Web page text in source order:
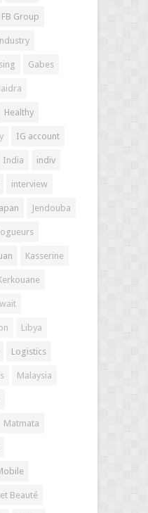
FB Group
Gabes
Healthy
IG account
India indiv
interview
Jendouba
Kasserine
Libya
Logistics
Malaysia
Matmata
Beauté